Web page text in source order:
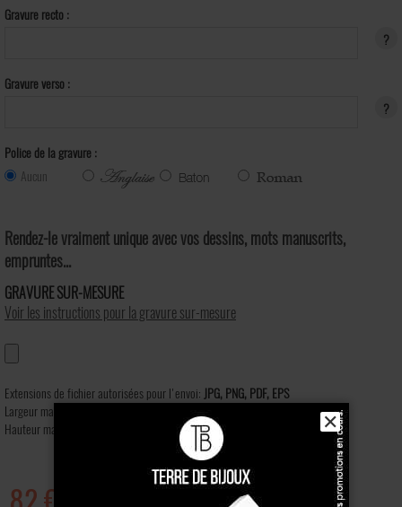
Gravure recto :
?
Gravure verso :
?
Police de la gravure :
Aucun
Rendez-le vraiment unique avec vos dessins, mots manuscrits,
empruntes...
GRAVURE SUR-MESURE
Voir les instructions pour la gravure sur-mesure
Extensions de fichier autorisées pour l'envoi: JPG, PNG, PDF, EPS
Largeur maximum d'image:
Hauteur maximum d'image:
✕